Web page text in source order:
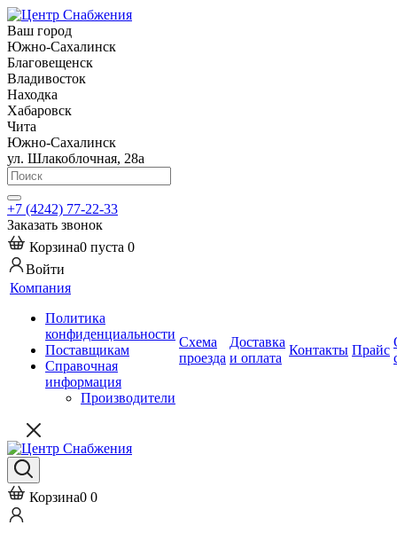
Ваш город
Южно-Сахалинск
Благовещенск
Владивосток
Находка
Хабаровск
Чита
Южно-Сахалинск
ул. Шлакоблочная, 28а
+7 (4242) 77-22-33
Заказать звонок
Корзина0 пуста 0
Войти
Компания
Политика
конфиденциальности
Поставщикам
Справочная
информация
Производители
Схема
проезда
Доставка
и оплата
Контакты Прайс
Корзина0 0